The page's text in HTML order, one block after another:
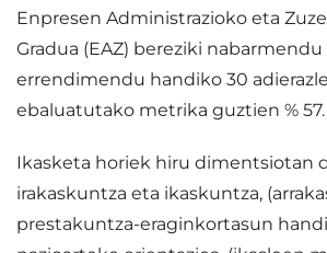
Enpresen Administrazioko eta
Gradua (EAZ) bereziki nabarmendu
errendimendu handiko 30
ebaluatutako metrika guztien % 57.
Ikasketa horiek hiru dimentsiotan
irakaskuntza eta ikaskuntza,
prestakuntza-eraginkortasun